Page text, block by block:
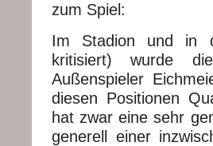
zum Spiel:
Im Stadion und in
kritisiert) wurde
Außenspieler
diesen Positionen
hat zwar eine sehr
generell einer